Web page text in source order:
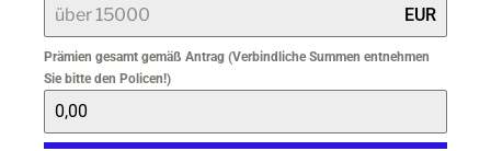
EUR
Prämien gesamt gemäß Antrag (Verbindliche Summen entnehmen
Sie bitte den Policen!)